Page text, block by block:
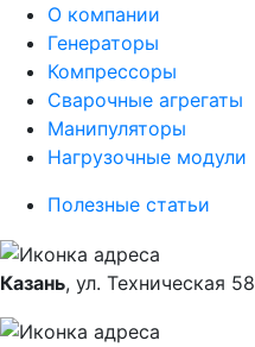
О компании
Генераторы
Компрессоры
Сварочные агрегаты
Манипуляторы
Нагрузочные модули
Полезные статьи
Казань, ул. Техническая 58